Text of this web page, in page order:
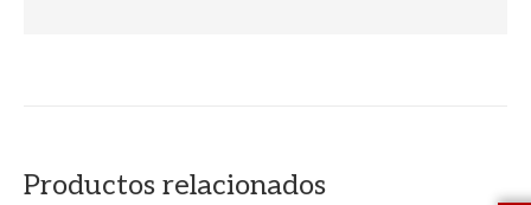
Productos relacionados